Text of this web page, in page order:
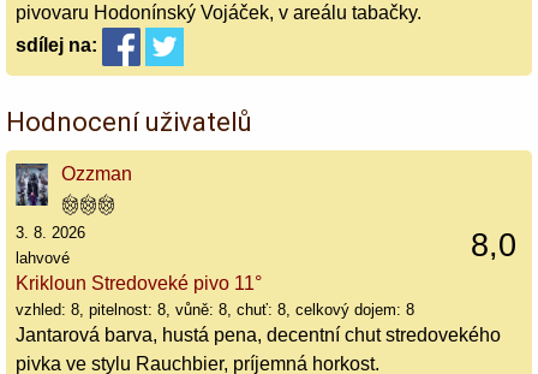
pivovaru Hodonínský Vojáček, v areálu tabačky.
sdílej na:
Hodnocení uživatelů
Ozzman
8,0
3. 8. 2026
lahvové
Krikloun Stredoveké pivo 11°
vzhled: 8, pitelnost: 8, vůně: 8, chuť: 8, celkový dojem: 8
Jantarová barva, hustá pena, decentní chut stredovekého
pivka ve stylu Rauchbier, príjemná horkost.